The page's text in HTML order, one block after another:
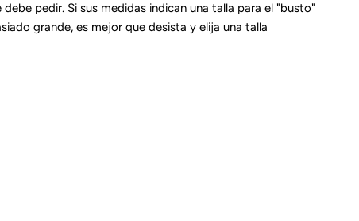
pedir. Si sus medidas indican una talla para el "busto"
grande, es mejor que desista y elija una talla